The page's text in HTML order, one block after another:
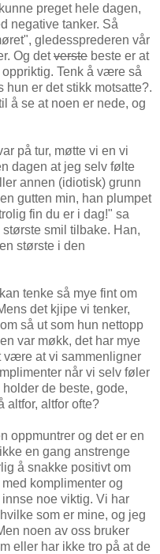
preget hele dagen,
negative tanker. Så
gledessprederen vår
Og detverste beste er at
Tenk å være så
hun er det stikk motsatte?.
å se at noen er nede, og
på tur, møtte vi en vi
dagen at jeg selv følte
annen (idiotisk) grunn
gutten min, han plumpet
fin du er i dag!" sa
smil tilbake. Han,
største i den
tenke så mye fint om
det kjipe vi tenker,
så ut som hun nettopp
var møkk, det har mye
være at vi sammenligner
når vi selv føler
de beste, gode,
altfor, altfor ofte?
oppmuntrer og det er en
en gang anstrenge
å snakke positivt om
komplimenter og
noe viktig. Vi har
som er mine, og jeg
noen av oss bruker
eller har ikke tro på at de